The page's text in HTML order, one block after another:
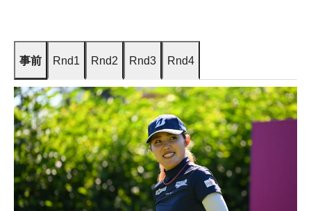
事前 Rnd1 Rnd2 Rnd3 Rnd4